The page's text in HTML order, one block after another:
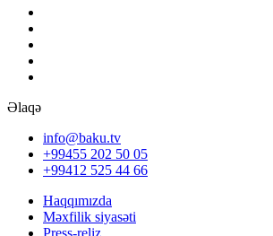
Əlaqə
info@baku.tv
+99455 202 50 05
+99412 525 44 66
Haqqımızda
Məxfilik siyasəti